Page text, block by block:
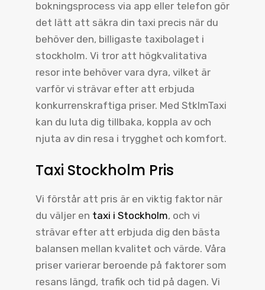
bokningsprocess via app eller telefon gör
det lätt att säkra din taxi precis när du
behöver den, billigaste taxibolaget i
stockholm. Vi tror att högkvalitativa
resor inte behöver vara dyra, vilket är
varför vi strävar efter att erbjuda
konkurrenskraftiga priser. Med StklmTaxi
kan du luta dig tillbaka, koppla av och
njuta av din resa i trygghet och komfort.
Taxi Stockholm Pris
Vi förstår att pris är en viktig faktor när
du väljer en taxi i Stockholm, och vi
strävar efter att erbjuda dig den bästa
balansen mellan kvalitet och värde. Våra
priser varierar beroende på faktorer som
resans längd, trafik och tid på dagen. Vi